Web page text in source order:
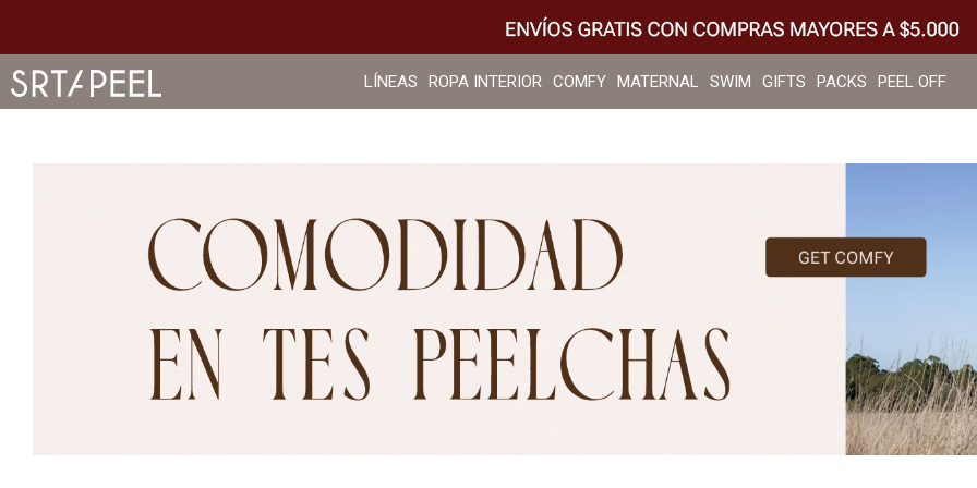
LÍNEAS ROPA INTERIOR COMFY MATERNAL SWIM GIFTS PACKS PEEL OFF